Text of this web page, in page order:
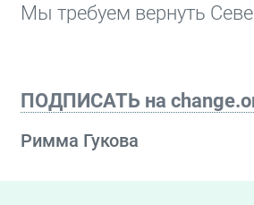
Мы требуем вернуть
ПОДПИСАТЬ на
Римма Гукова